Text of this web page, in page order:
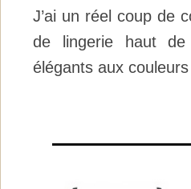
J’ai un réel coup de
de lingerie haut
élégants aux